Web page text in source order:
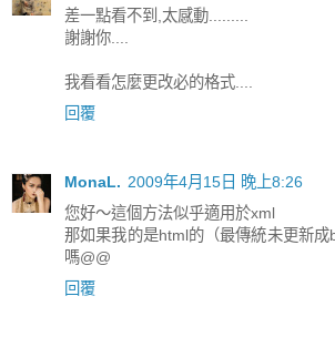
差一點看不到,太感動.........
謝謝你....
我看看怎麼更改必的格式....
回覆
MonaL. 2009年4月15日 晚上8:26
您好～這個方法似乎適用於xml
那如果我的是html的（最傳統未更新成
嗎@@
回覆